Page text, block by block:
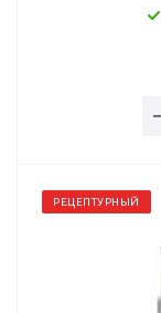
РЕЦЕПТУРНЫЙ